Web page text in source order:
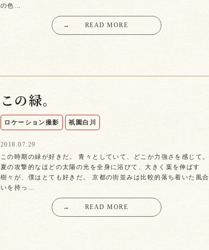
の色…
→ READ MORE
この緑。
ロケーション撮影 祇園白川
2018.07.29
この時期の緑が好きだ。 青々としていて、どこか力強さを感じて。
夏の攻撃的なほどの太陽の光を全身に浴びて、大きく葉を伸ばす
樹々が、僕はとても好きだ。 京都の街並みは比較的落ち着いた風合
いを持っ…
→ READ MORE